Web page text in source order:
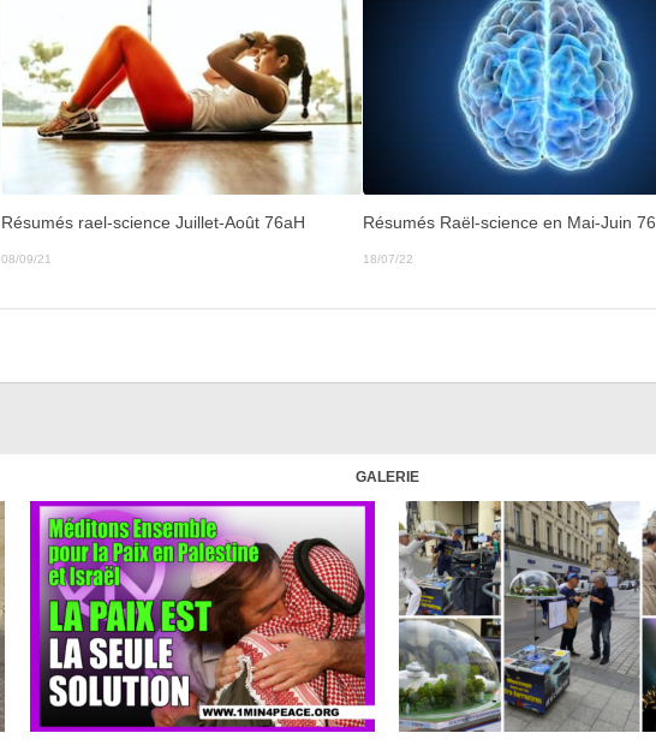
Résumés rael-science Juillet-Août 76aH
08/09/21
Résumés Raël-science en Mai-Juin
18/07/22
GALERIE